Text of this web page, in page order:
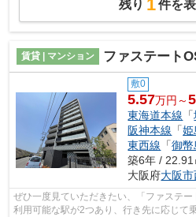
残り 1件を
賃貸 | マンション ファステート
敷0
5.57万円～
東海道本線 「
阪神本線 「姫
東西線 「御幣
築6年 / 22.91
大阪府大阪
ぜひ一度見ていただきたい、「ファステ
利用可能な駅が2つあり、行き先に応じて